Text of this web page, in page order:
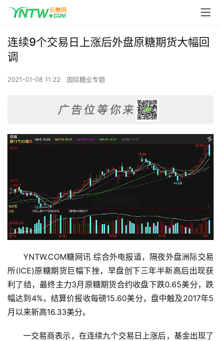
连续9个交易日上涨后外盘原糖期货大幅回
调
2021-01-08 11:22 国际糖业专题
YNTW.COM糖网讯 综合外电报道，隔夜外盘洲际交易
所(ICE)原糖期货巨幅下挫，早盘创下三年半新高后出现获
利了结，最终主力3月原糖期货合约收盘下跌0.65美分，跌
幅达到4%，结算价报收每磅15.60美分，盘中触及2017年5
月以来新高16.33美分。
一交易商表示，在连续九个交易日上涨后，基金出现了